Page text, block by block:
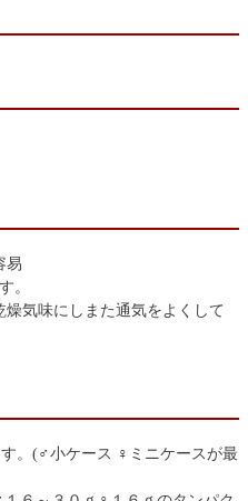
易
。
気味にしまた通気をよくして
。(♂小ケース ♀ミニケースが最